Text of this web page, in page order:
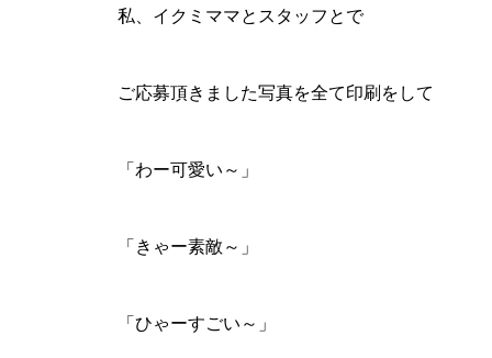
私、イクミママとスタッフとで
ご応募頂きました写真を全て印刷をして
「わー可愛い～」
「きゃー素敵～」
「ひゃーすごい～」